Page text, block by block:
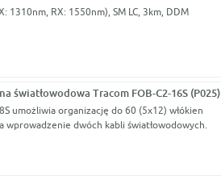
1310nm, RX: 1550nm), SM LC, 3km, DDM
światłowodowa Tracom FOB-C2-16S (P025)
umożliwia organizację do 60 (5x12) włókien
wprowadzenie dwóch kabli światłowodowych.